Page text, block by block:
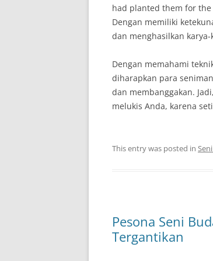
had planted them for
Dengan memiliki
dan menghasilkan
Dengan memahami
diharapkan para
dan membanggakan.
melukis Anda, karena
This entry was posted in
Pesona Seni
Tergantikan